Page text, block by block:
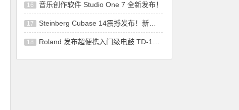
16 音乐创作软件 Studio One 7 全新发布！
17 Steinberg Cubase 14震撼发布！新增功能让音
18 Roland 发布超便携入门级电鼓 TD-1K 和 TD-